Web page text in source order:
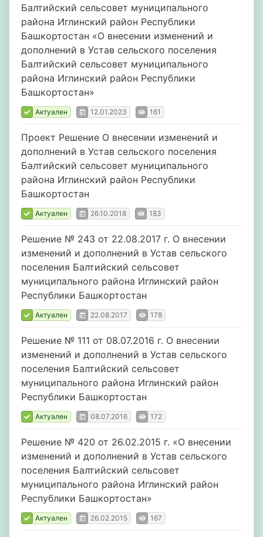
Балтийский сельсовет муниципального
района Иглинский район Республики
Башкортостан «О внесении изменений и
дополнений в Устав сельского поселения
Балтийский сельсовет муниципального
района Иглинский район Республики
Башкортостан»
Актуален 12.01.2023 161
Проект Решение О внесении изменений и
дополнений в Устав сельского поселения
Балтийский сельсовет муниципального
района Иглинский район Республики
Башкортостан
Актуален 26.10.2018 183
Решение № 243 от 22.08.2017 г. О внесении
изменений и дополнений в Устав сельского
поселения Балтийский сельсовет
муниципального района Иглинский район
Республики Башкортостан
Актуален 22.08.2017 178
Решение № 111 от 08.07.2016 г. О внесении
изменений и дополнений в Устав сельского
поселения Балтийский сельсовет
муниципального района Иглинский район
Республики Башкортостан
Актуален 08.07.2016 172
Решение № 420 от 26.02.2015 г. «О внесении
изменений и дополнений в Устав сельского
поселения Балтийский сельсовет
муниципального района Иглинский район
Республики Башкортостан»
Актуален 26.02.2015 167